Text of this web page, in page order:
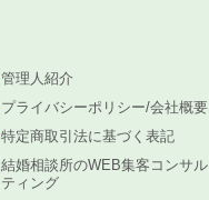
管理人紹介
プライバシーポリシー/会社概要
特定商取引法に基づく表記
結婚相談所のWEB集客コンサル
ティング